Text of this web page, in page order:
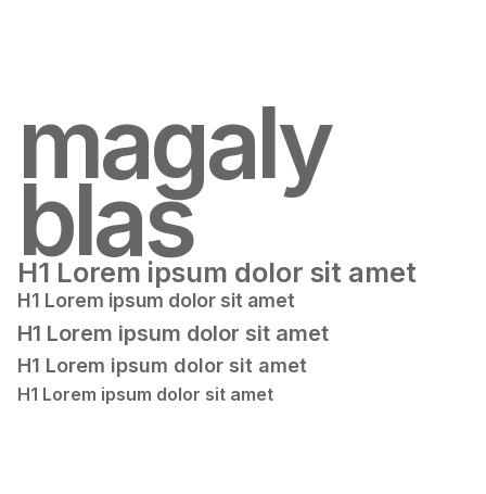
magaly
blas
H1 Lorem ipsum dolor sit amet
H1 Lorem ipsum dolor sit amet
H1 Lorem ipsum dolor sit amet
H1 Lorem ipsum dolor sit amet
H1 Lorem ipsum dolor sit amet